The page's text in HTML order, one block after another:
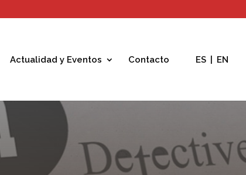
Actualidad y Eventos Contacto ES EN